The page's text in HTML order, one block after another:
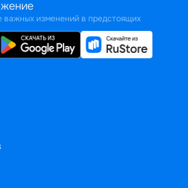
важных изменений в предстоящих